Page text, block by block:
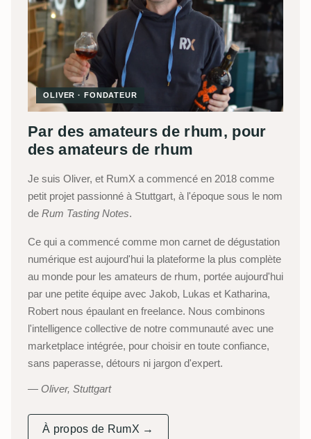
OLIVER · FONDATEUR
Par des amateurs de rhum, pour
des amateurs de rhum
Je suis Oliver, et RumX a commencé en 2018 comme
petit projet passionné à Stuttgart, à l'époque sous le nom
de Rum Tasting Notes.
Ce qui a commencé comme mon carnet de dégustation
numérique est aujourd'hui la plateforme la plus complète
au monde pour les amateurs de rhum, portée aujourd'hui
par une petite équipe avec Jakob, Lukas et Katharina,
Robert nous épaulant en freelance. Nous combinons
l'intelligence collective de notre communauté avec une
marketplace intégrée, pour choisir en toute confiance,
sans paperasse, détours ni jargon d'expert.
Oliver, Stuttgart
À propos de RumX →